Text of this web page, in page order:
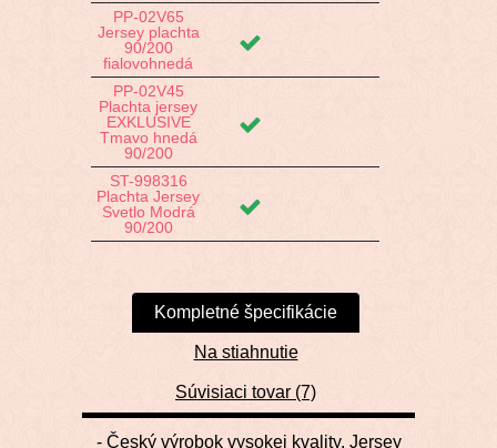
PP-02V65
Jersey plachta
90/200
fialovohnedá
PP-02V45
Plachta jersey
EXKLUSIVE
Tmavo hnedá
90/200
ST-998316
Plachta Jersey
Svetlo Modrá
90/200
Kompletné špecifikácie
Na stiahnutie
Súvisiaci tovar (7)
- Český výrobok vysokej kvality. Jersey